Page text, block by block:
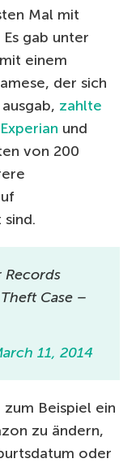
Mal mit
gab unter
einem
der sich
zahlte
und
von 200
Records
Case –
11, 2014
Beispiel ein
zu ändern,
oder